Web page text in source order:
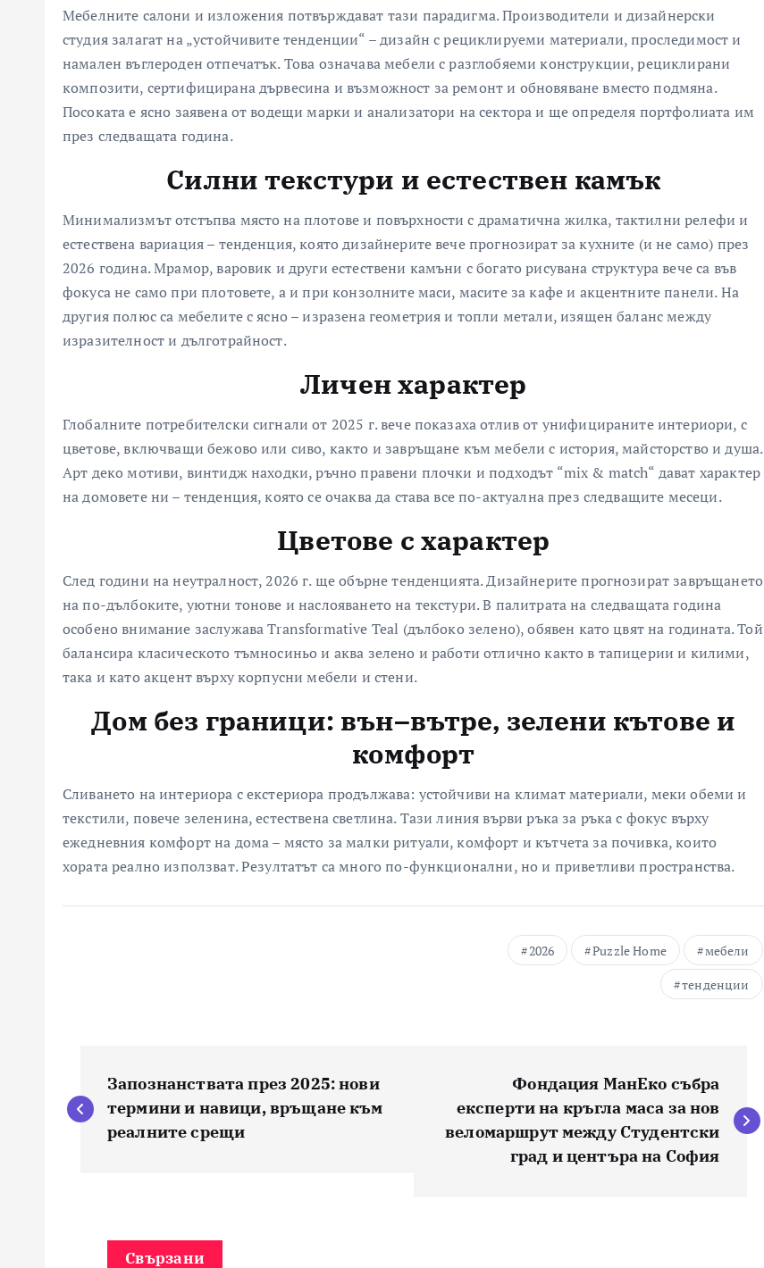
Мебелните салони и изложения потвърждават тази парадигма. Производители и дизайнерски
студия залагат на „устойчивите тенденции“ – дизайн с рециклируеми материали, проследимост и
намален въглероден отпечатък. Това означава мебели с разглобяеми конструкции, рециклирани
композити, сертифицирана дървесина и възможност за ремонт и обновяване вместо подмяна.
Посоката е ясно заявена от водещи марки и анализатори на сектора и ще определя портфолиата им
през следващата година.
Силни текстури и естествен камък
Минимализмът отстъпва място на плотове и повърхности с драматична жилка, тактилни релефи и
естествена вариация – тенденция, която дизайнерите вече прогнозират за кухните (и не само) през
2026 година. Мрамор, варовик и други естествени камъни с богато рисувана структура вече са във
фокуса не само при плотовете, а и при конзолните маси, масите за кафе и акцентните панели. На
другия полюс са мебелите с ясно – изразена геометрия и топли метали, изящен баланс между
изразителност и дълготрайност.
Личен характер
Глобалните потребителски сигнали от 2025 г. вече показаха отлив от унифицираните интериори, с
цветове, включващи бежово или сиво, както и завръщане към мебели с история, майсторство и душа.
Арт деко мотиви, винтидж находки, ръчно правени плочки и подходът “mix & match“ дават характер
на домовете ни – тенденция, която се очаква да става все по-актуална през следващите месеци.
Цветове с характер
След години на неутралност, 2026 г. ще обърне тенденцията. Дизайнерите прогнозират завръщането
на по-дълбоките, уютни тонове и наслояването на текстури. В палитрата на следващата година
особено внимание заслужава Transformative Teal (дълбоко зелено), обявен като цвят на годината. Той
балансира класическото тъмносиньо и аква зелено и работи отлично както в тапицерии и килими,
така и като акцент върху корпусни мебели и стени.
Дом без граници: вън–вътре, зелени кътове и
комфорт
Сливането на интериора с екстериора продължава: устойчиви на климат материали, меки обеми и
текстили, повече зеленина, естествена светлина. Тази линия върви ръка за ръка с фокус върху
ежедневния комфорт на дома – място за малки ритуали, комфорт и кътчета за почивка, които
хората реално използват. Резултатът са много по-функционални, но и приветливи пространства.
2026 Puzzle Home
мебели
тенденции
а
Запознанствата през 2025: нови
термини и навици, връщане към
реалните срещи
Фондация МанЕко събра
експерти на кръгла маса за нов
веломаршрут между Студентски
град и центъра на София
Свързани